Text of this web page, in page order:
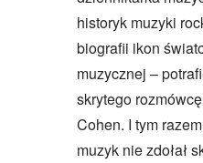
historyk muzyki
biografii ikon
muzycznej –
skrytego
Cohen. I tym
muzyk nie zdołał